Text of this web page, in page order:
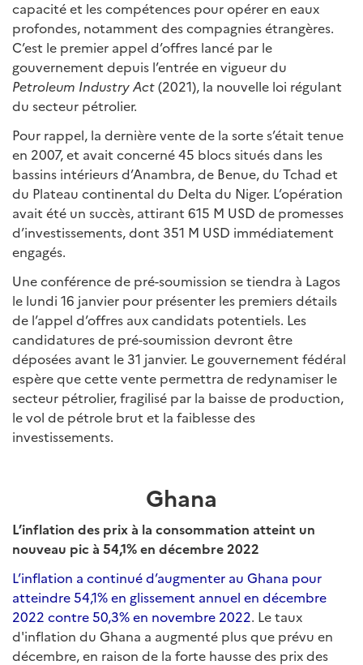
capacité et les compétences pour opérer en eaux
profondes, notamment des compagnies étrangères.
C’est le premier appel d’offres lancé par le
gouvernement depuis l’entrée en vigueur du
Petroleum Industry Act(2021), la nouvelle loi régulant
du secteur pétrolier.
Pour rappel, la dernière vente de la sorte s’était tenue
en 2007, et avait concerné 45 blocs situés dans les
bassins intérieurs d’Anambra, de Benue, du Tchad et
du Plateau continental du Delta du Niger. L’opération
avait été un succès, attirant 615 M USD de promesses
d’investissements, dont 351 M USD immédiatement
engagés.
Une conférence de pré-soumission se tiendra à Lagos
le lundi 16 janvier pour présenter les premiers détails
de l’appel d’offres aux candidats potentiels. Les
candidatures de pré-soumission devront être
déposées avant le 31 janvier. Le gouvernement fédéral
espère que cette vente permettra de redynamiser le
secteur pétrolier, fragilisé par la baisse de production,
le vol de pétrole brut et la faiblesse des
investissements.
Ghana
L’inflation des prix à la consommation atteint un
nouveau pic à 54,1% en décembre 2022
L’inflation a continué d’augmenter au Ghana pour
atteindre 54,1% en glissement annuel en décembre
2022 contre 50,3% en novembre 2022. Le taux
d'inflation du Ghana a augmenté plus que prévu en
décembre, en raison de la forte hausse des prix des